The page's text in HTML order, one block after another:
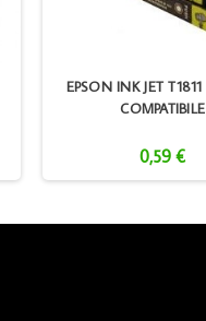
EPSON INK JET
COMPATIBILE
0,59 €